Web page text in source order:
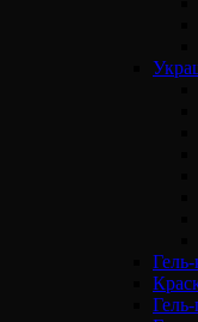
Гель-
Гель-